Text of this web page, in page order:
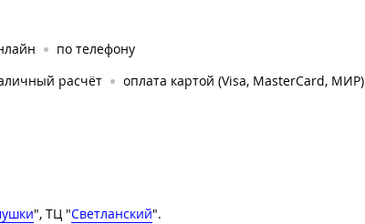
по телефону
расчёт оплата картой (Visa, MasterCard, МИР)
", ТЦ "Светланский".